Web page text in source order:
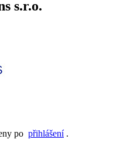
s.r.o.
po přihlášení.